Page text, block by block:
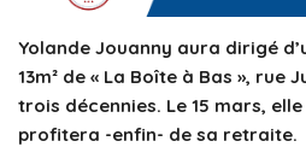
Yolande Jouanny aura dirigé
13m² de « La Boîte à Bas », rue
trois décennies. Le 15 mars,
profitera -enfin- de sa retraite.